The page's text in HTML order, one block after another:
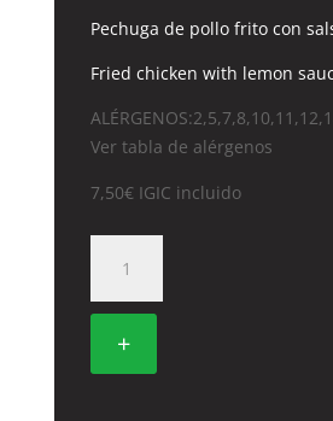
Pechuga de pollo frito con
Fried chicken with lemon
Ver tabla de alérgenos
7,50€ IGIC incluido
POLLO
CON
LIMON
+